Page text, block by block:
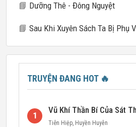
📘 Dưỡng Thê - Đông Nguyệt
📘 Sau Khi Xuyên Sách Ta Bị Phụ
TRUYỆN ĐANG HOT 🔥
1
Vũ Khí Thần Bí Của Sát
Tiên Hiệp, Huyền Huyễn